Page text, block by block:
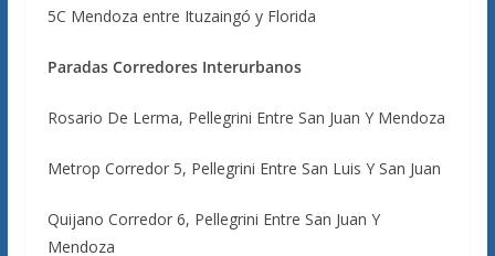
5C Mendoza entre Ituzaingó y Florida
Paradas Corredores Interurbanos
Rosario De Lerma, Pellegrini Entre San Juan Y Mendoza
Metrop Corredor 5, Pellegrini Entre San Luis Y San Juan
Quijano Corredor 6, Pellegrini Entre San Juan Y
Mendoza